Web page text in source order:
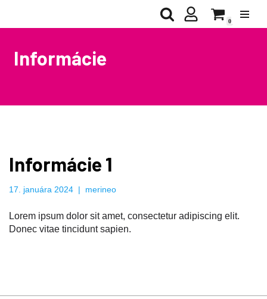
obsah
0
Informácie
Informácie 1
17. januára 2024 merineo
Lorem ipsum dolor sit amet, consectetur adipiscing elit.
Donec vitae tincidunt sapien.